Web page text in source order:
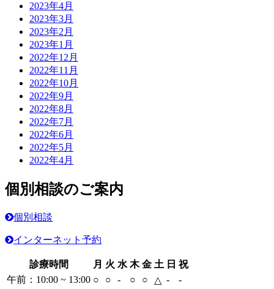
2023年4月
2023年3月
2023年2月
2023年1月
2022年12月
2022年11月
2022年10月
2022年9月
2022年8月
2022年7月
2022年6月
2022年5月
2022年4月
個別相談のご案内
個別相談
インターネット予約
診療時間 月 火 水 木 金 土 日 祝
午前：10:00 ~ 13:00 ○ ○ - ○ ○ △ -
-